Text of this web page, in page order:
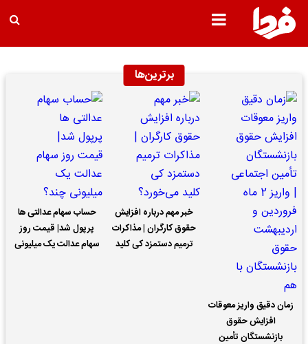
برترین‌ها
زمان دقیق واریز معوقات
افزایش حقوق
بازنشستگان تأمین
خبر مهم درباره افزایش
حقوق کارگران | مذاکرات
ترمیم دستمزد کی کلید
حساب سهام عدالتی ها
پرپول شد| قیمت روز
سهام عدالت یک میلیونی